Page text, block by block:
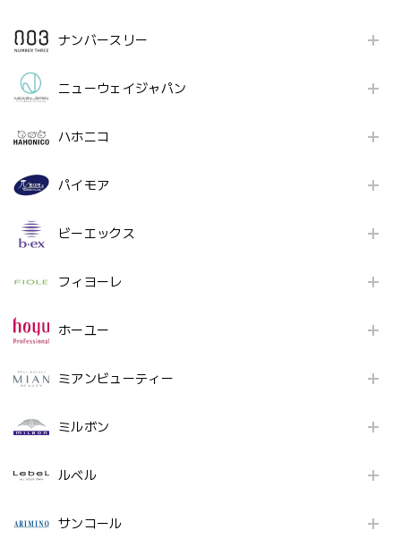
ナンバースリー
ニューウェイジャパン
ハホニコ
パイモア
ビーエックス
フィヨーレ
ホーユー
ミアンビューティー
ミルボン
ルベル
サンコール